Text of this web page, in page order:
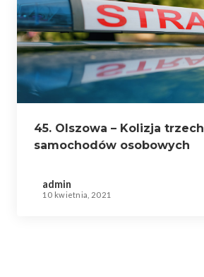
45. Olszowa – Kolizja trzech
samochodów osobowych
admin
10 kwietnia, 2021